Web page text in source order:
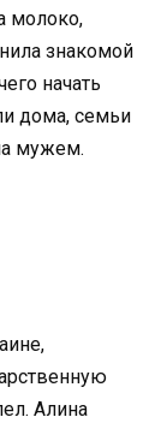
молоко,
знакомой
начать
дома, семьи
мужем.
Алина